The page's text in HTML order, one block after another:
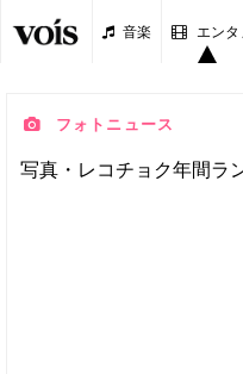
音楽 エンタ
フォトニュース
写真・レコチョク年間ラ